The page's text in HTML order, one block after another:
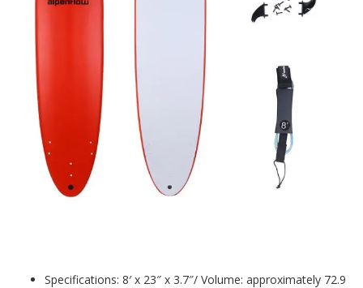
Specifications: 8′ x 23″ x 3.7″/ Volume: approximately 72.9